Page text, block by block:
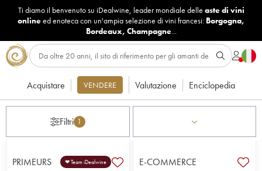
Ti diamo il benvenuto su iDealwine, leader mondiale delle aste di vini
onlineed enoteca con un'ampia selezione di vini francesi: Borgogna,
Bordeaux, Champagne...
Acquistare VENDERE Valutazione Enciclopedia
Filtri 1
PRIMEURS ❤ Team iDealwine E-COMMERCE